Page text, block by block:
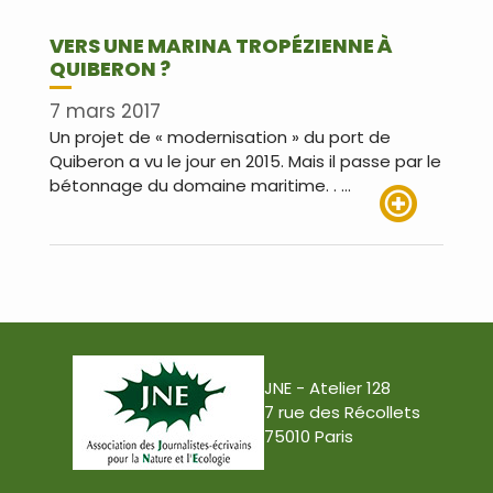
VERS UNE MARINA TROPÉZIENNE À
QUIBERON ?
7 mars 2017
Un projet de « modernisation » du port de
Quiberon a vu le jour en 2015. Mais il passe par le
bétonnage du domaine maritime. . …
JNE - Atelier 128
7 rue des Récollets
75010 Paris